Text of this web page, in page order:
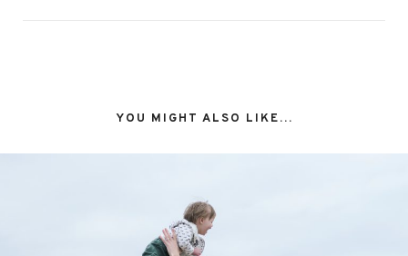
YOU MIGHT ALSO LIKE...